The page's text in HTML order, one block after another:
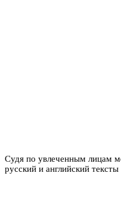
Судя по увлеченным лицам
русский и английский